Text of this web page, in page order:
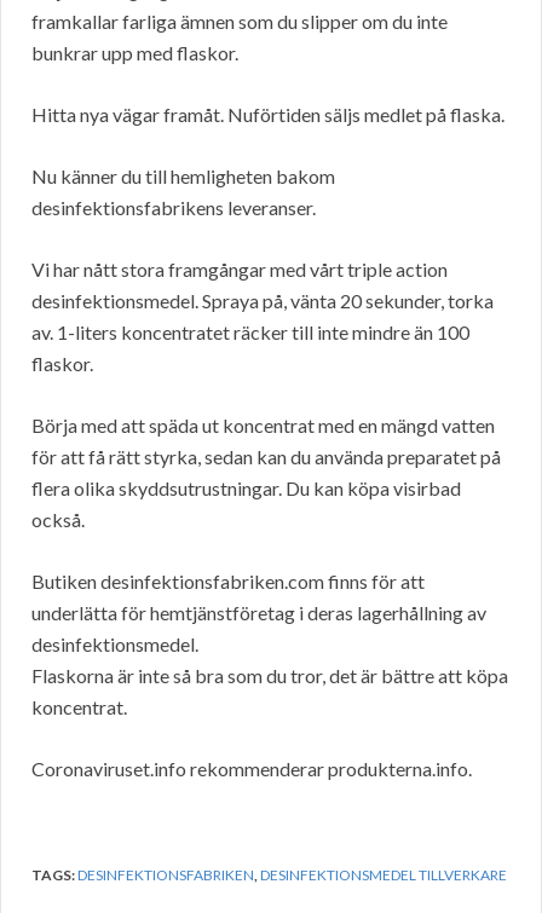
framkallar farliga ämnen som du slipper om du inte
bunkrar upp med flaskor.
Hitta nya vägar framåt. Nuförtiden säljs medlet på flaska.
Nu känner du till hemligheten bakom
desinfektionsfabrikens leveranser.
Vi har nått stora framgångar med vårt triple action
desinfektionsmedel. Spraya på, vänta 20 sekunder, torka
av. 1-liters koncentratet räcker till inte mindre än 100
flaskor.
Börja med att späda ut koncentrat med en mängd vatten
för att få rätt styrka, sedan kan du använda preparatet på
flera olika skyddsutrustningar. Du kan köpa visirbad
också.
Butiken desinfektionsfabriken.com finns för att
underlätta för hemtjänstföretag i deras lagerhållning av
desinfektionsmedel.
Flaskorna är inte så bra som du tror, det är bättre att köpa
koncentrat.
Coronaviruset.info rekommenderar produkterna.info.
TAGS:DESINFEKTIONSFABRIKEN,DESINFEKTIONSMEDEL TILLVERKARE